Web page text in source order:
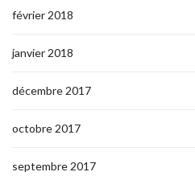
février 2018
janvier 2018
décembre 2017
octobre 2017
septembre 2017